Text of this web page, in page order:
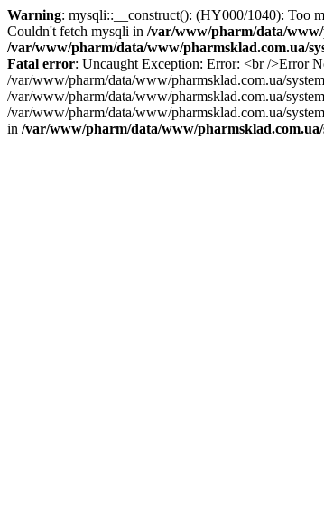
Warning: mysqli::__construct(): (HY000/1040): Too
Couldn't fetch mysqli in /var/www/pharm/data/
/var/www/pharm/data/www/pharmsklad.com.ua/
Fatal error: Uncaught Exception: Error: <br />Error
/var/www/pharm/data/www/pharmsklad.com.ua/
/var/www/pharm/data/www/pharmsklad.com.ua/
/var/www/pharm/data/www/pharmsklad.com.ua/
in /var/www/pharm/data/www/